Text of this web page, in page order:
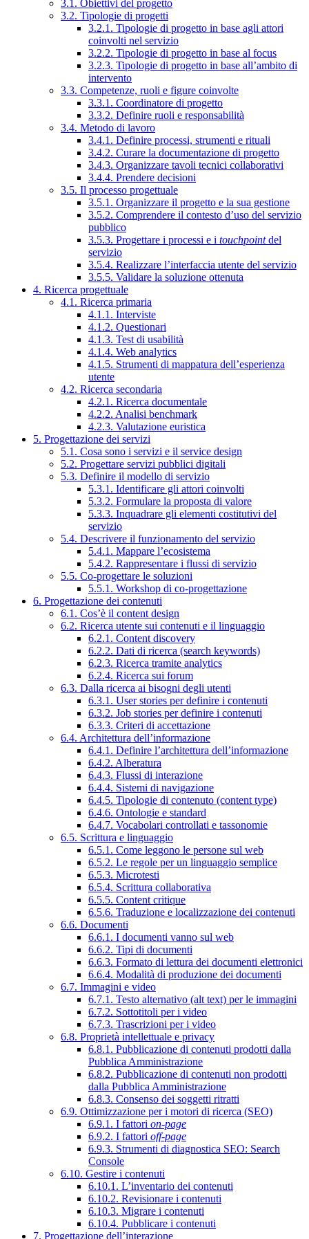
3.1. Obiettivi del progetto
3.2. Tipologie di progetti
3.2.1. Tipologie di progetto in base agli attori
coinvolti nel servizio
3.2.2. Tipologie di progetto in base al focus
3.2.3. Tipologie di progetto in base all’ambito di
intervento
3.3. Competenze, ruoli e figure coinvolte
3.3.1. Coordinatore di progetto
3.3.2. Definire ruoli e responsabilità
3.4. Metodo di lavoro
3.4.1. Definire processi, strumenti e rituali
3.4.2. Curare la documentazione di progetto
3.4.3. Organizzare tavoli tecnici collaborativi
3.4.4. Prendere decisioni
3.5. Il processo progettuale
3.5.1. Organizzare il progetto e la sua gestione
3.5.2. Comprendere il contesto d’uso del servizio
pubblico
3.5.3. Progettare i processi e i touchpointdel
servizio
3.5.4. Realizzare l’interfaccia utente del servizio
3.5.5. Validare la soluzione ottenuta
4. Ricerca progettuale
4.1. Ricerca primaria
4.1.1. Interviste
4.1.2. Questionari
4.1.3. Test di usabilità
4.1.4. Web analytics
4.1.5. Strumenti di mappatura dell’esperienza
utente
4.2. Ricerca secondaria
4.2.1. Ricerca documentale
4.2.2. Analisi benchmark
4.2.3. Valutazione euristica
5. Progettazione dei servizi
5.1. Cosa sono i servizi e il service design
5.2. Progettare servizi pubblici digitali
5.3. Definire il modello di servizio
5.3.1. Identificare gli attori coinvolti
5.3.2. Formulare la proposta di valore
5.3.3. Inquadrare gli elementi costitutivi del
servizio
5.4. Descrivere il funzionamento del servizio
5.4.1. Mappare l’ecosistema
5.4.2. Rappresentare i flussi di servizio
5.5. Co-progettare le soluzioni
5.5.1. Workshop di co-progettazione
6. Progettazione dei contenuti
6.1. Cos’è il content design
6.2. Ricerca utente sui contenuti e il linguaggio
6.2.1. Content discovery
6.2.2. Dati di ricerca (search keywords)
6.2.3. Ricerca tramite analytics
6.2.4. Ricerca sui forum
6.3. Dalla ricerca ai bisogni degli utenti
6.3.1. User stories per definire i contenuti
6.3.2. Job stories per definire i contenuti
6.3.3. Criteri di accettazione
6.4. Architettura dell’informazione
6.4.1. Definire l’architettura dell’informazione
6.4.2. Alberatura
6.4.3. Flussi di interazione
6.4.4. Sistemi di navigazione
6.4.5. Tipologie di contenuto (content type)
6.4.6. Ontologie e standard
6.4.7. Vocabolari controllati e tassonomie
6.5. Scrittura e linguaggio
6.5.1. Come leggono le persone sul web
6.5.2. Le regole per un linguaggio semplice
6.5.3. Microtesti
6.5.4. Scrittura collaborativa
6.5.5. Content critique
6.5.6. Traduzione e localizzazione dei contenuti
6.6. Documenti
6.6.1. I documenti vanno sul web
6.6.2. Tipi di documenti
6.6.3. Formato di lettura dei documenti elettronici
6.6.4. Modalità di produzione dei documenti
6.7. Immagini e video
6.7.1. Testo alternativo (alt text) per le immagini
6.7.2. Sottotitoli per i video
6.7.3. Trascrizioni per i video
6.8. Proprietà intellettuale e privacy
6.8.1. Pubblicazione di contenuti prodotti dalla
Pubblica Amministrazione
6.8.2. Pubblicazione di contenuti non prodotti
dalla Pubblica Amministrazione
6.8.3. Consenso dei soggetti ritratti
6.9. Ottimizzazione per i motori di ricerca (SEO)
6.9.1. I fattori on-page
6.9.2. I fattori off-page
6.9.3. Strumenti di diagnostica SEO: Search
Console
6.10. Gestire i contenuti
6.10.1. L’inventario dei contenuti
6.10.2. Revisionare i contenuti
6.10.3. Migrare i contenuti
6.10.4. Pubblicare i contenuti
7. Progettazione dell’interazione